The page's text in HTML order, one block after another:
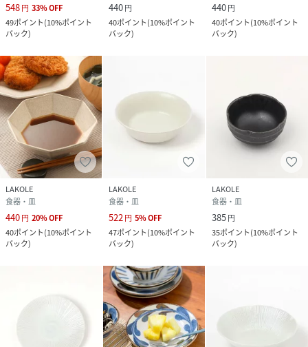
548円 33%OFF
49ポイント(10%ポイント
バック)
440円
40ポイント(10%ポイント
バック)
440円
40ポイント(10%ポイント
バック)
LAKOLE
食器・皿
440円 20%OFF
40ポイント(10%ポイント
バック)
LAKOLE
食器・皿
522円 5%OFF
47ポイント(10%ポイント
バック)
LAKOLE
食器・皿
385円
35ポイント(10%ポイント
バック)